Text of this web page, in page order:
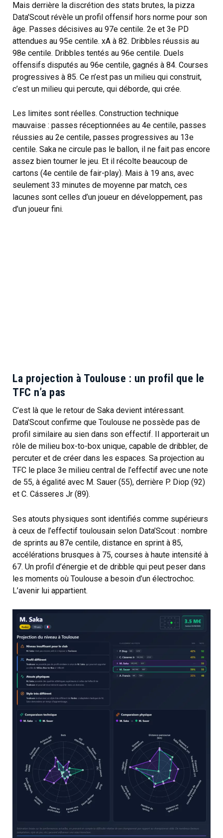
Mais derrière la discrétion des stats brutes, la pizza
Data’Scout révèle un profil offensif hors norme pour son
âge. Passes décisives au 97e centile. 2e et 3e PD
attendues au 95e centile. xA à 82. Dribbles réussis au
98e centile. Dribbles tentés au 96e centile. Duels
offensifs disputés au 96e centile, gagnés à 84. Courses
progressives à 85. Ce n’est pas un milieu qui construit,
c’est un milieu qui percute, qui déborde, qui crée.
Les limites sont réelles. Construction technique
mauvaise : passes réceptionnées au 4e centile, passes
réussies au 2e centile, passes progressives au 13e
centile. Saka ne circule pas le ballon, il ne fait pas encore
assez bien tourner le jeu. Et il récolte beaucoup de
cartons (4e centile de fair-play). Mais à 19 ans, avec
seulement 33 minutes de moyenne par match, ces
lacunes sont celles d’un joueur en développement, pas
d’un joueur fini.
La projection à Toulouse : un profil que le
TFC n’a pas
C’est là que le retour de Saka devient intéressant.
Data’Scout confirme que Toulouse ne possède pas de
profil similaire au sien dans son effectif. Il apporterait un
rôle de milieu box-to-box unique, capable de dribbler, de
percuter et de créer dans les espaces. Sa projection au
TFC le place 3e milieu central de l’effectif avec une note
de 55, à égalité avec M. Sauer (55), derrière P. Diop (92)
et C. Cásseres Jr (89).
Ses atouts physiques sont identifiés comme supérieurs
à ceux de l’effectif toulousain selon Data’Scout : nombre
de sprints au 87e centile, distance en sprint à 85,
accélérations brusques à 75, courses à haute intensité à
67. Un profil d’énergie et de dribble qui peut peser dans
les moments où Toulouse a besoin d’un électrochoc.
L’avenir lui appartient.